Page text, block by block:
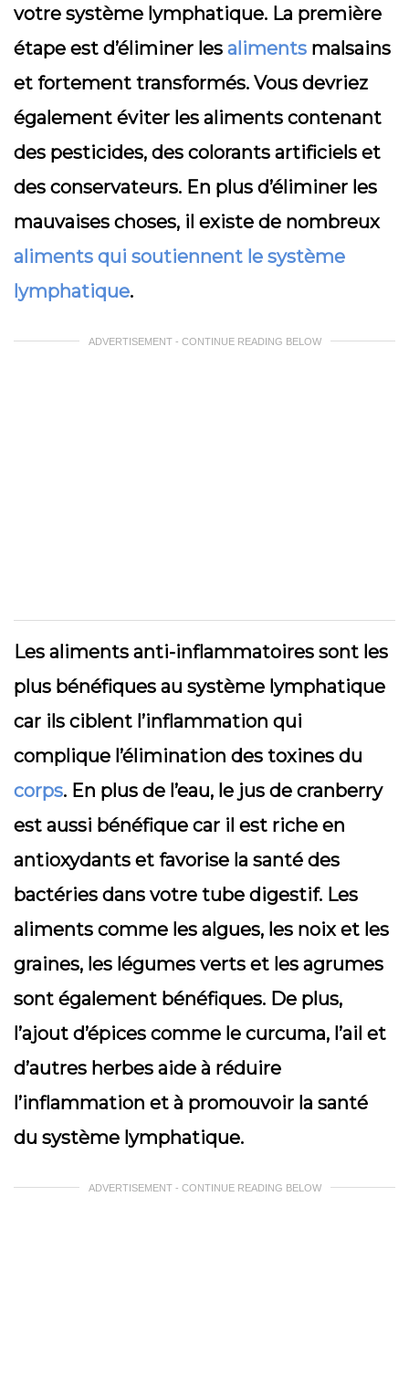
votre système lymphatique. La première
étape est d’éliminer les aliments malsains
et fortement transformés. Vous devriez
également éviter les aliments contenant
des pesticides, des colorants artificiels et
des conservateurs. En plus d’éliminer les
mauvaises choses, il existe de nombreux
aliments qui soutiennent le système
lymphatique.
ADVERTISEMENT - CONTINUE READING BELOW
Les aliments anti-inflammatoires sont les
plus bénéfiques au système lymphatique
car ils ciblent l’inflammation qui
complique l’élimination des toxines du
corps. En plus de l’eau, le jus de cranberry
est aussi bénéfique car il est riche en
antioxydants et favorise la santé des
bactéries dans votre tube digestif. Les
aliments comme les algues, les noix et les
graines, les légumes verts et les agrumes
sont également bénéfiques. De plus,
l’ajout d’épices comme le curcuma, l’ail et
d’autres herbes aide à réduire
l’inflammation et à promouvoir la santé
du système lymphatique.
ADVERTISEMENT - CONTINUE READING BELOW